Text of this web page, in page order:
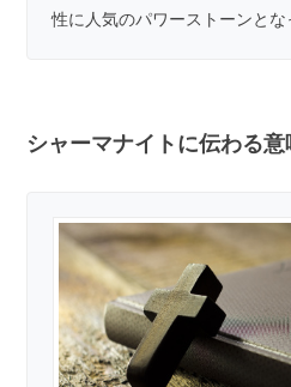
性に人気のパワーストーンとな
シャーマナイトに伝わる